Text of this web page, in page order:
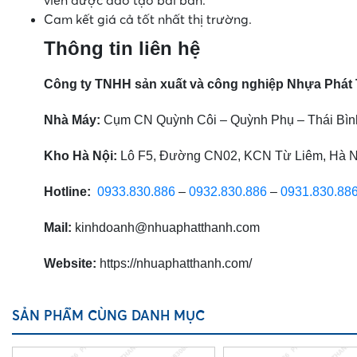
Cam kết giá cả tốt nhất thị trường.
Thông tin liên hệ
Công ty TNHH sản xuất và công nghiệp Nhựa Phát
Nhà Máy: Cụm CN Quỳnh Côi – Quỳnh Phụ – Thái
Kho Hà Nội: Lô F5, Đường CN02, KCN Từ Liêm, Hà
Hotline: 0933.830.886 – 0932.830.886 –
Mail: kinhdoanh@nhuaphatthanh.com
Website: https://nhuaphatthanh.com/
SẢN PHẨM CÙNG DANH MỤC